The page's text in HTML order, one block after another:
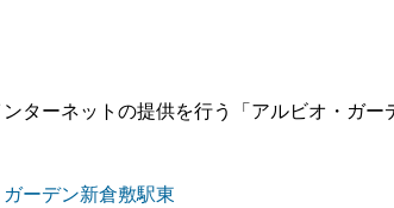
ターネットの提供を行う「アルビオ・ガ
ガーデン新倉敷駅東